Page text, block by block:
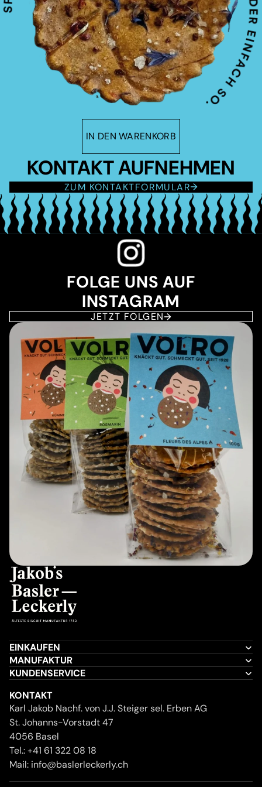
IN DEN WARENKORB
KONTAKT AUFNEHMEN
ZUM KONTAKTFORMULAR
FOLGE UNS AUF
INSTAGRAM
JETZT FOLGEN
EINKAUFEN
MANUFAKTUR
KUNDENSERVICE
KONTAKT
Karl Jakob Nachf. von J.J. Steiger sel. Erben AG
St. Johanns-Vorstadt 47
4056 Basel
Tel.:+41 61 322 08 18
Mail: info@baslerleckerly.ch